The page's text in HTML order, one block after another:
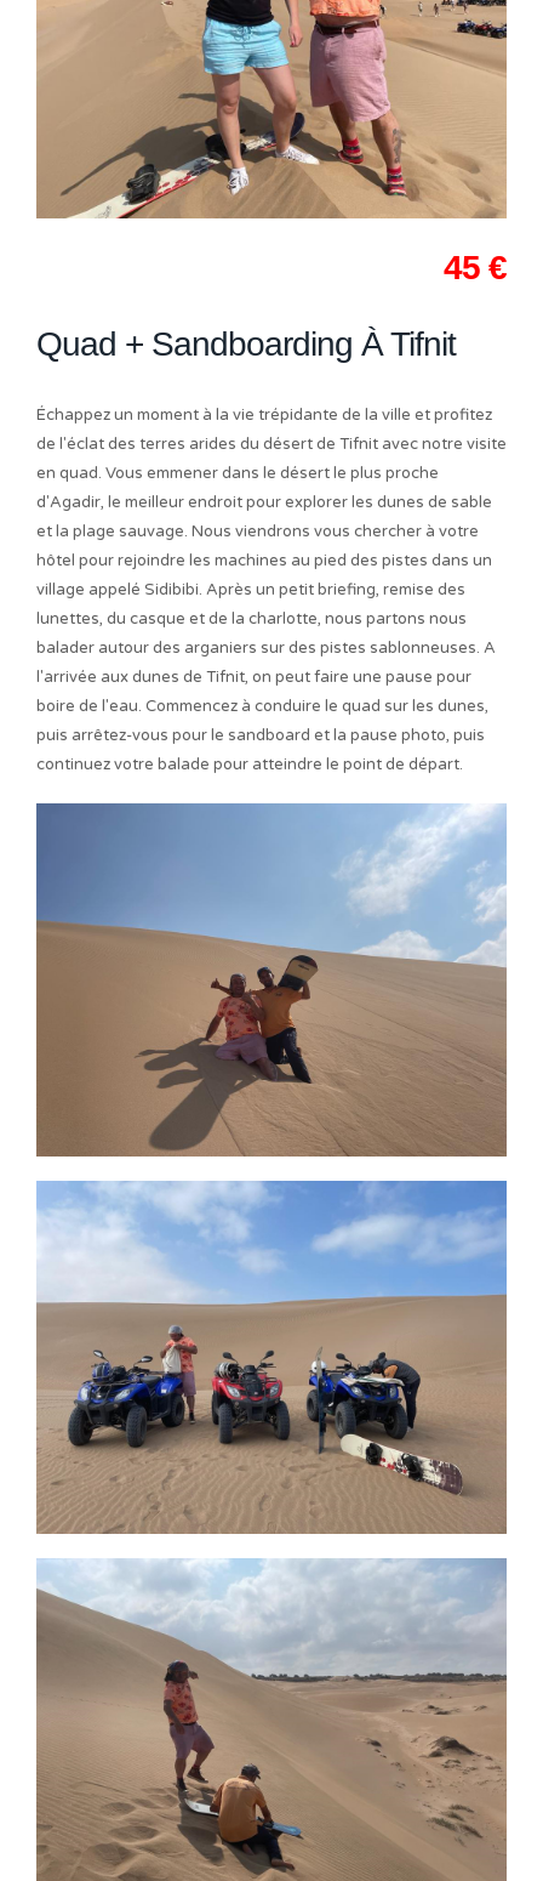
45 €
Quad + Sandboarding À Tifnit
Échappez un moment à la vie trépidante de la ville et profitez
de l'éclat des terres arides du désert de Tifnit avec notre visite
en quad. Vous emmener dans le désert le plus proche
d'Agadir, le meilleur endroit pour explorer les dunes de sable
et la plage sauvage. Nous viendrons vous chercher à votre
hôtel pour rejoindre les machines au pied des pistes dans un
village appelé Sidibibi. Après un petit briefing, remise des
lunettes, du casque et de la charlotte, nous partons nous
balader autour des arganiers sur des pistes sablonneuses. A
l'arrivée aux dunes de Tifnit, on peut faire une pause pour
boire de l'eau. Commencez à conduire le quad sur les dunes,
puis arrêtez-vous pour le sandboard et la pause photo, puis
continuez votre balade pour atteindre le point de départ.